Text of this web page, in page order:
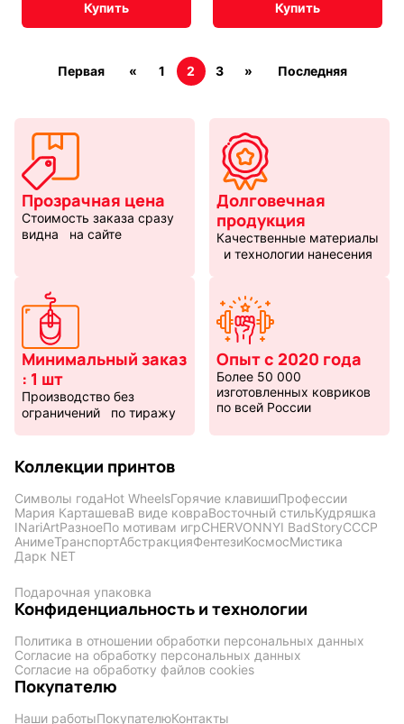
Купить Купить
Первая « 1 2 3 » Последняя
Прозрачная цена
Стоимость заказа сразу
видна на сайте
Долговечная
продукция
Качественные материалы
и технологии нанесения
Минимальный заказ
: 1 шт
Производство без
ограничений по тиражу
Опыт с 2020 года
Более 50 000
изготовленных ковриков
по всей России
Коллекции принтов
Символы годаHot WheelsГорячие клавишиПрофессии
Мария КарташеваВ виде ковраВосточный стильКудряшка
INariArtРазноеПо мотивам игрCHERVONNYI BadStoryСССР
АнимеТранспортАбстракцияФентезиКосмосМистика
Дарк NET
Подарочная упаковка
Конфиденциальность и технологии
Политика в отношении обработки персональных данных
Согласие на обработку персональных данных
Согласие на обработку файлов cookies
Покупателю
Наши работыПокупателюКонтакты